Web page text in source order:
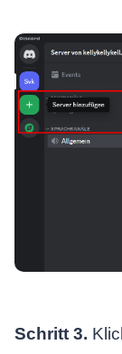
Schritt 3.